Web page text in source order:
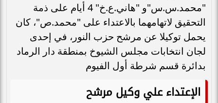
"محمد.س.س"و "هاني.ع.خ" 4 أيام على ذمة
التحقيق لاتهامهما بالاعتداء على "محمد.ص"، كان
يحمل توكيلا عن مرشح حزب النور، في إحدى
لجان انتخابات مجلس الشيوخ بمنطقة دار الرماد
بدائرة قسم شرطة أول الفيوم
الإعتداء علي وكيل مرشح